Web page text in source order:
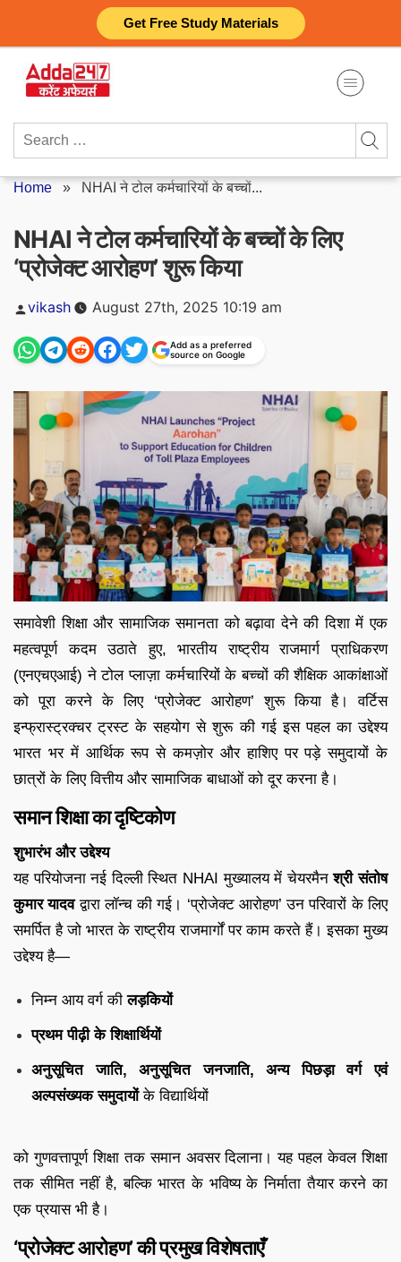
Get Free Study Materials
content
Search
Home » NHAI ने टोल कर्मचारियों के बच्चों...
NHAI ने टोल कर्मचारियों के बच्चों के लिए
‘प्रोजेक्ट आरोहण’ शुरू किया
Posted
vikash August 27th, 2025 10:19 am
Add as a preferred
source on Google
समावेशी शिक्षा और सामाजिक समानता को बढ़ावा देने की दिशा में एक
महत्वपूर्ण कदम उठाते हुए, भारतीय राष्ट्रीय राजमार्ग प्राधिकरण
(एनएचएआई) ने टोल प्लाज़ा कर्मचारियों के बच्चों की शैक्षिक आकांक्षाओं
को पूरा करने के लिए ‘प्रोजेक्ट आरोहण’ शुरू किया है। वर्टिस
इन्फ्रास्ट्रक्चर ट्रस्ट के सहयोग से शुरू की गई इस पहल का उद्देश्य
भारत भर में आर्थिक रूप से कमज़ोर और हाशिए पर पड़े समुदायों के
छात्रों के लिए वित्तीय और सामाजिक बाधाओं को दूर करना है।
समान शिक्षा का दृष्टिकोण
शुभारंभ और उद्देश्य
यह परियोजना नई दिल्ली स्थित NHAI मुख्यालय में चेयरमैनश्री संतोष
कुमार यादवद्वारा लॉन्च की गई। ‘प्रोजेक्ट आरोहण’ उन परिवारों के लिए
समर्पित है जो भारत के राष्ट्रीय राजमार्गों पर काम करते हैं। इसका मुख्य
उद्देश्य है—
निम्न आय वर्ग कीलड़कियों
प्रथम पीढ़ी के शिक्षार्थियों
अनुसूचित जाति, अनुसूचित जनजाति, अन्य पिछड़ा वर्ग एवं
अल्पसंख्यक समुदायोंके विद्यार्थियों
को गुणवत्तापूर्ण शिक्षा तक समान अवसर दिलाना। यह पहल केवल शिक्षा
तक सीमित नहीं है, बल्कि भारत के भविष्य के निर्माता तैयार करने का
एक प्रयास भी है।
‘प्रोजेक्ट आरोहण’ की प्रमुख विशेषताएँ